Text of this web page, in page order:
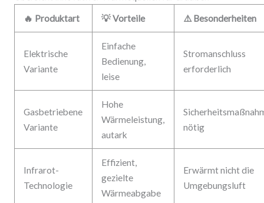
🔥 Produktart 💡 Vorteile ⚠️ Besonderheiten
Elektrische
Variante
Einfache
Bedienung,
leise
Stromanschluss
erforderlich
Gasbetriebene
Variante
Hohe
Wärmeleistung,
autark
nötig
Infrarot-
Technologie
Effizient,
gezielte
Wärmeabgabe
Erwärmt nicht die
Umgebungsluft